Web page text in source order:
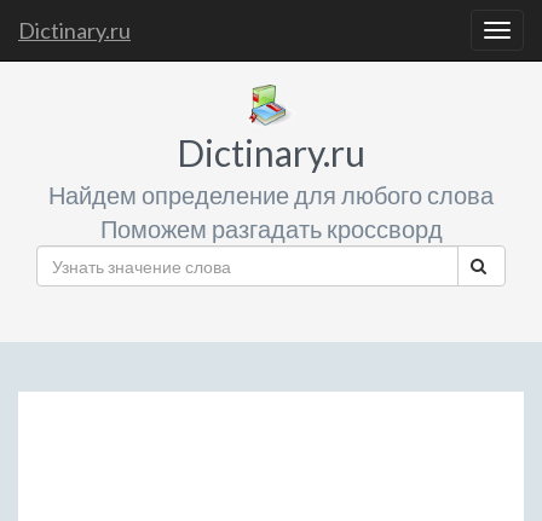
Dictinary.ru
Dictinary.ru
Найдем определение для любого слова
Поможем разгадать кроссворд